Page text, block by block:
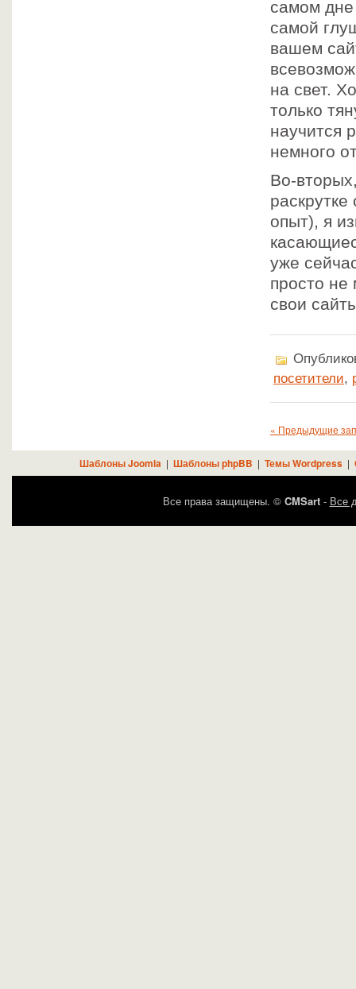
самом
самой
вашем
на свет.
только
научится
немного
Во-
опыт), я
уже
просто не
свои
посетители,
« Предыдущие
Шаблоны Joomla | Шаблоны phpBB | Темы Wordpress|
Все права защищены. © CMSart- Все